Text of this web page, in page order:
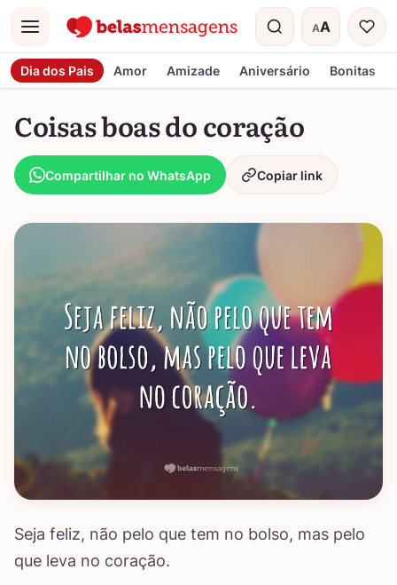
Menu AA
Tamanho do
Dia dos Pais Amor Amizade Aniversário Bonitas
Coisas boas do coração
Compartilhar no WhatsApp Copiar link
Seja feliz, não pelo que tem no bolso, mas pelo
que leva no coração.